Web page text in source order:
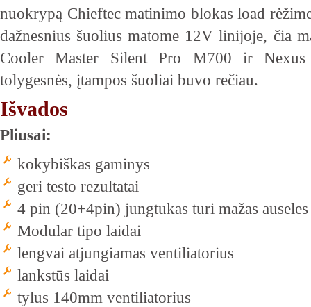
nuokrypą Chieftec matinimo blokas load
dažnesnius šuolius matome 12V linijoje, čia
Cooler Master Silent Pro M700 ir
tolygesnės, įtampos šuoliai buvo rečiau.
Išvados
Pliusai:
kokybiškas gaminys
geri testo rezultatai
4 pin (20+4pin) jungtukas turi mažas
Modular tipo laidai
lengvai atjungiamas ventiliatorius
lankstūs laidai
tylus 140mm ventiliatorius